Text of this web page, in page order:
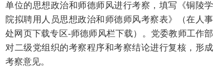
单位的思想政治和师德师风进行考察，填写《铜陵学
院拟聘用人员思想政治和师德师风考察表》（在人事
处网页下载专区-师德师风栏下载）。党委教师工作部
对二级党组织的考察程序和考察结论进行复核，形成
考察意见。